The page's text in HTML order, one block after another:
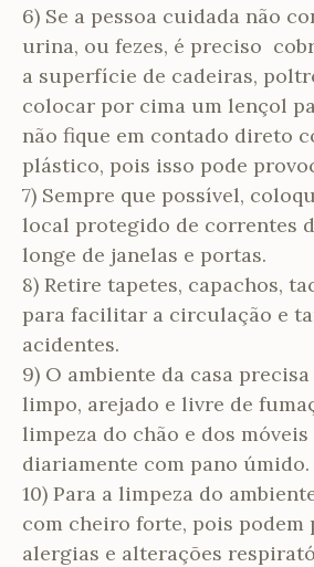
6) Se a pessoa cuidada não
urina, ou fezes, é preciso
a superfície de cadeiras,
colocar por cima um lençol
não fique em contado direto
plástico, pois isso pode
7) Sempre que possível,
local protegido de correntes
longe de janelas e portas.
8) Retire tapetes, capachos,
para facilitar a circulação e
acidentes.
9) O ambiente da casa
limpo, arejado e livre de
limpeza do chão e dos
diariamente com pano úmido.
10) Para a limpeza do
com cheiro forte, pois podem
alergias e alterações